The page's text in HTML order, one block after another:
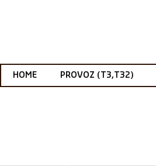
HOME PROVOZ (T3,T32)